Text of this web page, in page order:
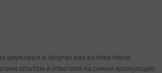
цирковых и творческих коллективов.
опытом и ответили на самые волнующие